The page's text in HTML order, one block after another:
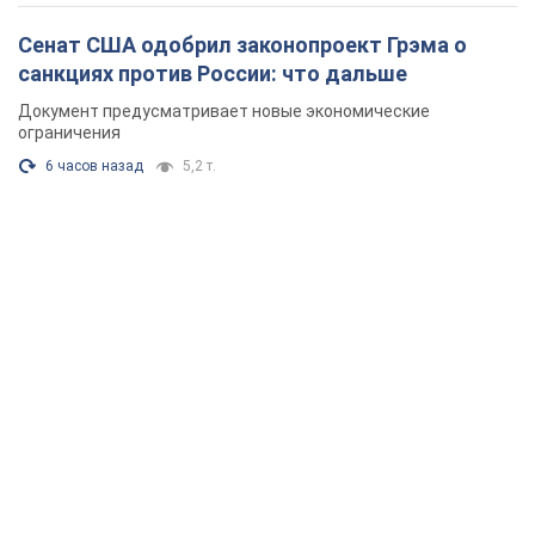
Сенат США одобрил законопроект Грэма о
санкциях против России: что дальше
Документ предусматривает новые экономические
ограничения
6 часов назад 5,2 т.